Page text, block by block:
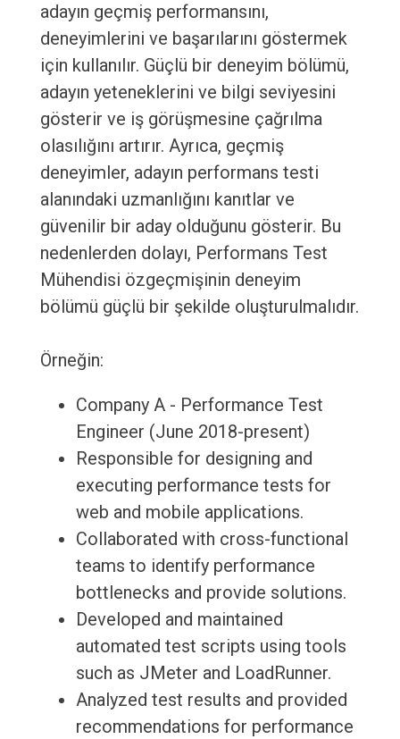
adayın geçmiş performansını,
deneyimlerini ve başarılarını göstermek
için kullanılır. Güçlü bir deneyim bölümü,
adayın yeteneklerini ve bilgi seviyesini
gösterir ve iş görüşmesine çağrılma
olasılığını artırır. Ayrıca, geçmiş
deneyimler, adayın performans testi
alanındaki uzmanlığını kanıtlar ve
güvenilir bir aday olduğunu gösterir. Bu
nedenlerden dolayı, Performans Test
Mühendisi özgeçmişinin deneyim
bölümü güçlü bir şekilde oluşturulmalıdır.
Örneğin:
Company A - Performance Test
Engineer (June 2018-present)
Responsible for designing and
executing performance tests for
web and mobile applications.
Collaborated with cross-functional
teams to identify performance
bottlenecks and provide solutions.
Developed and maintained
automated test scripts using tools
such as JMeter and LoadRunner.
Analyzed test results and provided
recommendations for performance